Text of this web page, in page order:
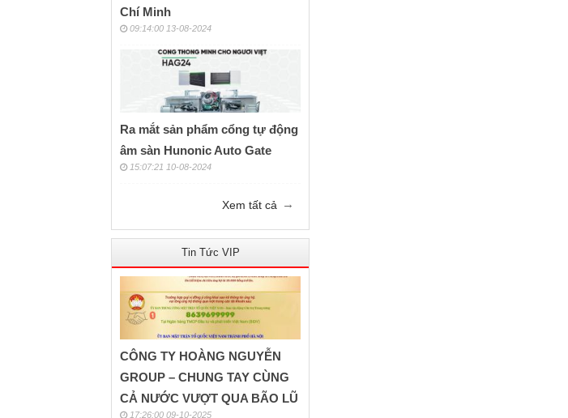
Chí Minh
09:14:00 13-08-2024
Ra mắt sản phẩm cổng tự động
âm sàn Hunonic Auto Gate
15:07:21 10-08-2024
Xem tất cả →
Tin Tức VIP
CÔNG TY HOÀNG NGUYỄN
GROUP – CHUNG TAY CÙNG
CẢ NƯỚC VƯỢT QUA BÃO LŨ
17:26:00 09-10-2025